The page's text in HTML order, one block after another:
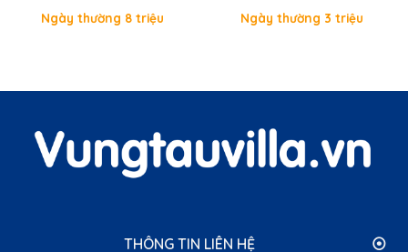
Địa chỉ: 69/7A Phan Chu Trinh, Phường 2, Tp Vũng Tàu
✆
Hotline/Zalo: 0898
vungtauvilla.vn Email: